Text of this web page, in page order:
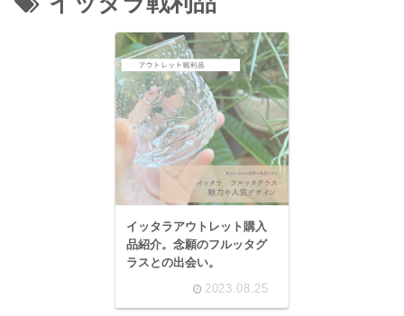
イッタラアウトレット購入
品紹介。念願のフルッタグ
ラスとの出会い。
2023.08.25